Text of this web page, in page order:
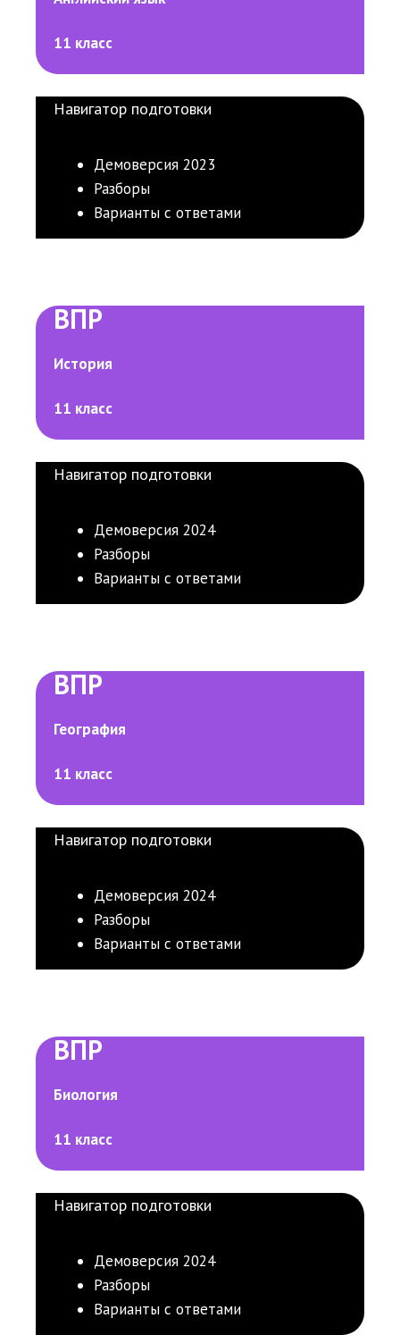
11 класс
Навигатор подготовки
Демоверсия 2023
Разборы
Варианты с ответами
ВПР
История
11 класс
Навигатор подготовки
Демоверсия 2024
Разборы
Варианты с ответами
ВПР
География
11 класс
Навигатор подготовки
Демоверсия 2024
Разборы
Варианты с ответами
ВПР
Биология
11 класс
Навигатор подготовки
Демоверсия 2024
Разборы
Варианты с ответами